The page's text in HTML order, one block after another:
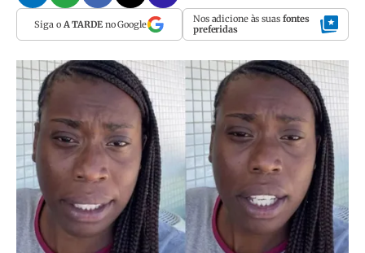
Siga o A TARDEno Google Nos adicione às suas fontes
preferidas